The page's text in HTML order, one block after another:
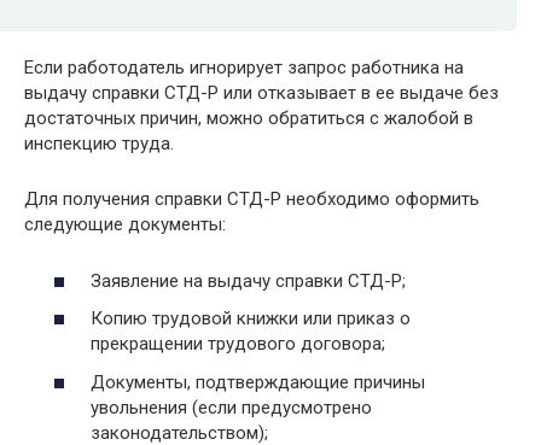
Если работодатель игнорирует запрос работника на
выдачу справки СТД-Р или отказывает в ее выдаче без
достаточных причин, можно обратиться с жалобой в
инспекцию труда.
Для получения справки СТД-Р необходимо оформить
следующие документы:
Заявление на выдачу справки СТД-Р;
Копию трудовой книжки или приказ о
прекращении трудового договора;
Документы, подтверждающие причины
увольнения (если предусмотрено
законодательством);